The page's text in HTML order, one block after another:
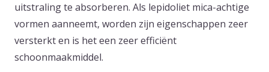
uitstraling te absorberen. Als lepidoliet mica-achtige
vormen aanneemt, worden zijn eigenschappen zeer
versterkt en is het een zeer efficiënt
schoonmaakmiddel.